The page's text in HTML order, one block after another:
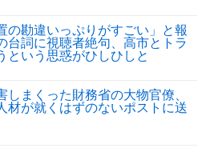
互RSS
の勘違いっぷりがすごい」と報
台詞に視聴者絶句、高市とトラ
という思惑がひしひしと
しまくった財務省の大物官僚、
材が就くはずのないポストに送